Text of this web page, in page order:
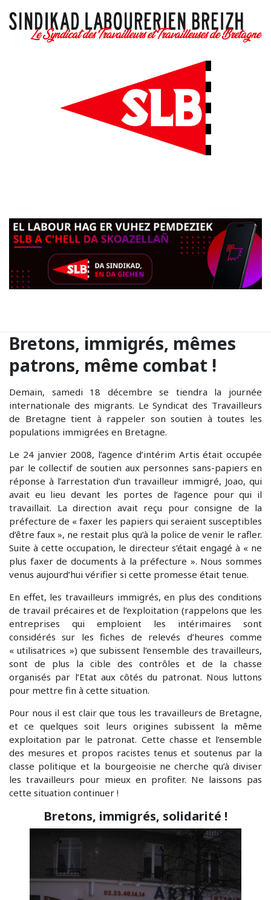
Bretons, immigrés, mêmes
patrons, même combat !
Demain, samedi 18 décembre se tiendra la journée
internationale des migrants. Le Syndicat des Travailleurs
de Bretagne tient à rappeler son soutien à toutes les
populations immigrées en Bretagne.
Le 24 janvier 2008, l’agence d’intérim Artis était occupée
par le collectif de soutien aux personnes sans-papiers en
réponse à l’arrestation d’un travailleur immigré, Joao, qui
avait eu lieu devant les portes de l’agence pour qui il
travaillait. La direction avait reçu pour consigne de la
préfecture de « faxer les papiers qui seraient susceptibles
d’être faux », ne restait plus qu’à la police de venir le rafler.
Suite à cette occupation, le directeur s’était engagé à « ne
plus faxer de documents à la préfecture ». Nous sommes
venus aujourd’hui vérifier si cette promesse était tenue.
En effet, les travailleurs immigrés, en plus des conditions
de travail précaires et de l’exploitation (rappelons que les
entreprises qui emploient les intérimaires sont
considérés sur les fiches de relevés d’heures comme
« utilisatrices ») que subissent l’ensemble des travailleurs,
sont de plus la cible des contrôles et de la chasse
organisés par l’Etat aux côtés du patronat. Nous luttons
pour mettre fin à cette situation.
Pour nous il est clair que tous les travailleurs de Bretagne,
et ce quelques soit leurs origines subissent la même
exploitation par le patronat. Cette chasse et l’ensemble
des mesures et propos racistes tenus et soutenus par la
classe politique et la bourgeoisie ne cherche qu’à diviser
les travailleurs pour mieux en profiter. Ne laissons pas
cette situation continuer !
Bretons, immigrés, solidarité !